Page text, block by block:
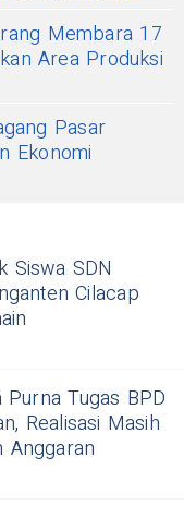
Membara 17
Area Produksi
Pasar
Ekonomi
Siswa SDN
Cilacap
Tugas BPD
Realisasi Masih
Anggaran